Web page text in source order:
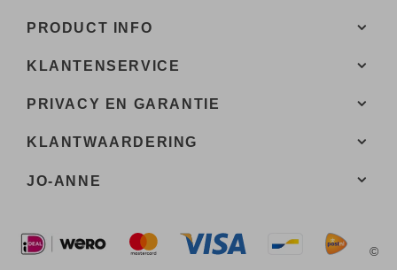
PRODUCT INFO
KLANTENSERVICE
PRIVACY EN GARANTIE
KLANTWAARDERING
JO-ANNE
©